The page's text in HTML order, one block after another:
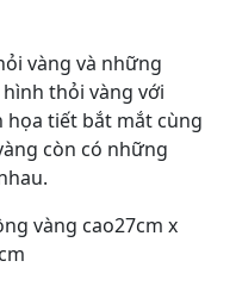
vàng và những
thỏi vàng với
tiết bắt mắt cùng
còn có những